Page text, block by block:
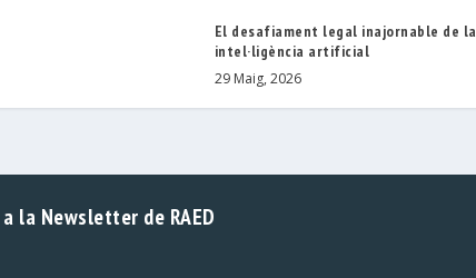
El desafiament legal inajornable de la
intel·ligència artificial
29 Maig, 2026
la Newsletter de RAED